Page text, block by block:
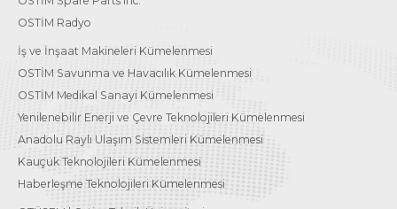
OSTİM Radyo
İş ve İnşaat Makineleri Kümelenmesi
OSTİM Savunma ve Havacılık Kümelenmesi
OSTİM Medikal Sanayi Kümelenmesi
Yenilenebilir Enerji ve Çevre Teknolojileri Kümelenmesi
Anadolu Raylı Ulaşım Sistemleri Kümelenmesi
Kauçuk Teknolojileri Kümelenmesi
Haberleşme Teknolojileri Kümelenmesi